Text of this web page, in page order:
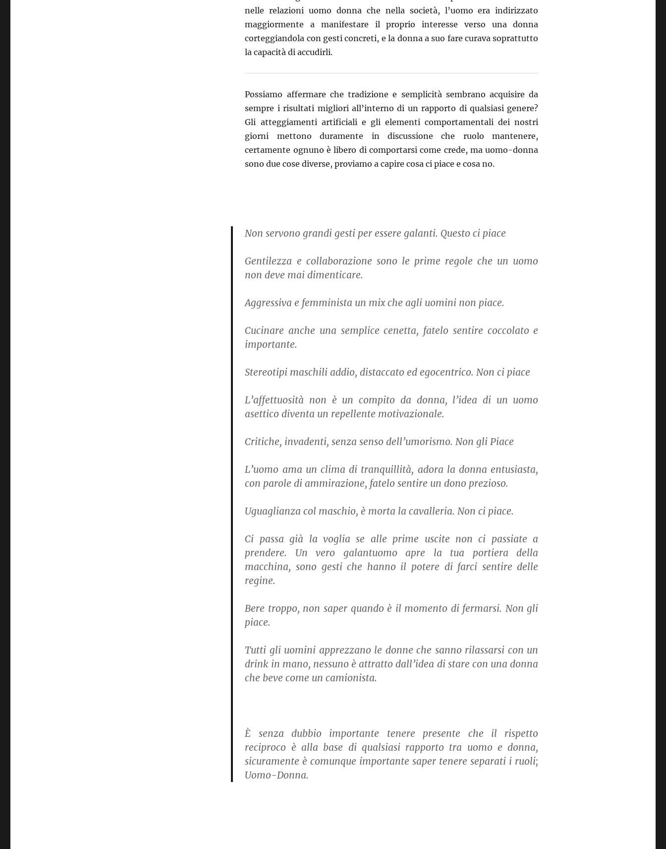
nelle relazioni uomo donna che nella società, l’uomo era indirizzato
maggiormente a manifestare il proprio interesse verso una donna
corteggiandola con gesti concreti, e la donna a suo fare curava soprattutto
la capacità di accudirli.
Possiamo affermare che tradizione e semplicità sembrano acquisire da
sempre i risultati migliori all’interno di un rapporto di qualsiasi genere?
Gli atteggiamenti artificiali e gli elementi comportamentali dei nostri
giorni mettono duramente in discussione che ruolo mantenere,
certamente ognuno è libero di comportarsi come crede, ma uomo-donna
sono due cose diverse, proviamo a capire cosa ci piace e cosa no.
Non servono grandi gesti per essere galanti. Questo ci piace
Gentilezza e collaborazione sono le prime regole che un uomo
non deve mai dimenticare.
Aggressiva e femminista un mix che agli uomini non piace.
Cucinare anche una semplice cenetta, fatelo sentire coccolato e
importante.
Stereotipi maschili addio, distaccato ed egocentrico. Non ci piace
L’affettuosità non è un compito da donna, l’idea di un uomo
asettico diventa un repellente motivazionale.
Critiche, invadenti, senza senso dell’umorismo. Non gli Piace
L’uomo ama un clima di tranquillità, adora la donna entusiasta,
con parole di ammirazione, fatelo sentire un dono prezioso.
Uguaglianza col maschio, è morta la cavalleria. Non ci piace.
Ci passa già la voglia se alle prime uscite non ci passiate a
prendere. Un vero galantuomo apre la tua portiera della
macchina, sono gesti che hanno il potere di farci sentire delle
regine.
Bere troppo, non saper quando è il momento di fermarsi. Non gli
piace.
Tutti gli uomini apprezzano le donne che sanno rilassarsi con un
drink in mano, nessuno è attratto dall’idea di stare con una donna
che beve come un camionista.
È senza dubbio importante tenere presente che il rispetto
reciproco è alla base di qualsiasi rapporto tra uomo e donna,
sicuramente è comunque importante saper tenere separati i ruoli;
Uomo-Donna.